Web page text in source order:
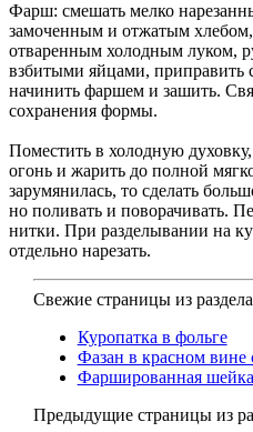
Фарш: смешать мелко
замоченным и отжатым
отваренным холод­ным луком,
взбиты­ми яйцами, приправить
начинить фаршем и зашить.
сохранения формы.
Поместить в холодную
огонь и жарить до пол­ной
зарумянилась, то сделать
но поливать и поворачивать.
нитки. При разделыва­нии на
отдельно нарезать.
Свежие страницы из
Куропатка в фольге
Фазан в красном вине
Фаршированная шейка
Предыдущие страницы из